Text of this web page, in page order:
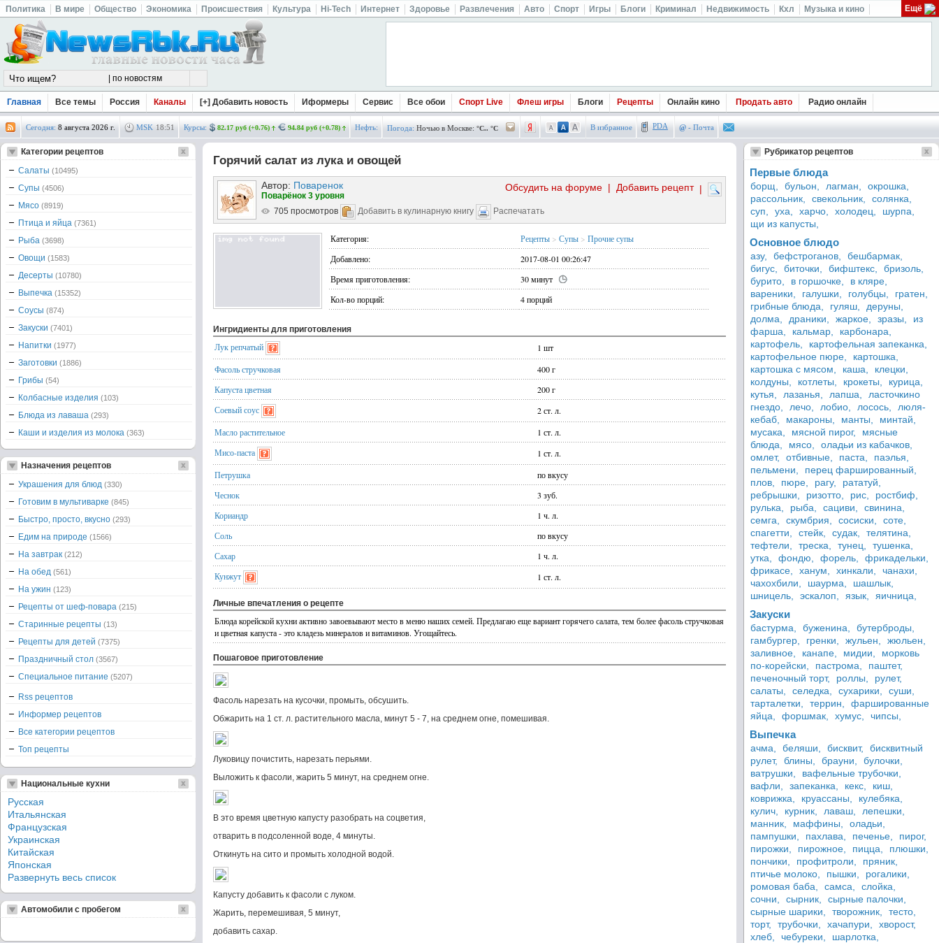
Политика В мире Общество Экономика Происшествия Культура Hi-Tech Интернет Здоровье Развлечения Авто Спорт Игры Блоги Криминал Недвижимость Кхл Музыка и кино Ещё
Главная Все темы Россия Каналы [+] Добавить новость Иформеры Сервис Все обои Спорт Live Флеш игры Блоги Рецепты Онлайн кино Продать авто Радио онлайн
Сегодня: 8 августа 2026 г. MSK 18:51 Курсы: 82.17 руб (+0.76) 94.84 руб (+0.78) Нефть: Погода: Ночью в Москве: °C.. °C В избранное PDA @ - Почта
Горячий салат из лука и овощей
Автор: Поваренок |
Добавить рецепт
|
Обсудить на форуме
Поварёнок 3 уровня
705 просмотров
Добавить в кулинарную книгу Распечатать
Категория: Рецепты > Супы > Прочие супы
Добавлено:
2017-08-01 00:26:47
Время приготовления:
30 минут
Кол-во порций:
4 порций
Ингридиенты для приготовления
Лук репчатый
1 шт
Фасоль стручковая
400 г
Капуста цветная
200 г
Соевый соус
2 ст. л.
Масло растительное
1 ст. л.
Мисо-паста
1 ст. л.
Петрушка
по вкусу
Чеснок
3 зуб.
Кориандр
1 ч. л.
Соль
по вкусу
Сахар
1 ч. л.
Кунжут
1 ст. л.
Личные впечатления о рецепте
Блюда корейской кухни активно завоевывают место в меню наших семей. Предлагаю еще вариант горячего салата, тем более фасоль стручковая
и цветная капуста - это кладезь минералов и витаминов. Угощайтесь.
Пошаговое приготовление
Фасоль нарезать на кусочки, промыть, обсушить.
Обжарить на 1 ст. л. растительного масла, минут 5 - 7, на среднем огне, помешивая.
Луковицу почистить, нарезать перьями.
Выложить к фасоли, жарить 5 минут, на среднем огне.
В это время цветную капусту разобрать на соцветия,
отварить в подсоленной воде, 4 минуты.
Откинуть на сито и промыть холодной водой.
Капусту добавить к фасоли с луком.
Жарить, перемешивая, 5 минут,
добавить сахар.
Категории рецептов
Салаты (10495)
Супы (4506)
Мясо (8919)
Птица и яйца (7361)
Рыба (3698)
Овощи (1583)
Десерты (10780)
Выпечка (15352)
Соусы (874)
Закуски (7401)
Напитки (1977)
Заготовки (1886)
Грибы (54)
Колбасные изделия (103)
Блюда из лаваша (293)
Каши и изделия из молока (363)
Назначения рецептов
Украшения для блюд (330)
Готовим в мультиварке (845)
Быстро, просто, вкусно (293)
Едим на природе (1566)
На завтрак (212)
На обед (561)
На ужин (123)
Рецепты от шеф-повара (215)
Старинные рецепты (13)
Рецепты для детей (7375)
Праздничный стол (3567)
Специальное питание (5207)
Rss рецептов
Информер рецептов
Все категории рецептов
Топ рецепты
Национальные кухни
Русская
Итальянская
Французская
Украинская
Китайская
Японская
Развернуть весь список
Автомобили с пробегом
Рубрикатор рецептов
Первые блюда
борщ, бульон, лагман,
окрошка,
рассольник,
свекольник,
солянка,
суп,
уха, харчо, холодец,
шурпа,
щи из капусты,
Основное блюдо
азу, бефстроганов,
бешбармак,
бигус,
биточки, бифштекс,
бризоль,
бурито,
в горшочке,
в кляре,
вареники,
галушки, голубцы,
гратен,
грибные блюда,
гуляш,
деруны,
долма,
драники, жаркое, зразы,
из
фарша,
кальмар,
карбонара,
картофель,
картофельная запеканка,
картофельное пюре,
картошка,
картошка с мясом,
каша,
клецки,
колдуны,
котлеты, крокеты,
курица,
кутья,
лазанья, лапша,
ласточкино
гнездо,
лечо, лобио, лосось,
люля-
кебаб,
макароны, манты,
минтай,
мусака,
мясной пирог,
мясные
блюда,
мясо,
оладьи из кабачков,
омлет,
отбивные, паста,
паэлья,
пельмени,
перец фаршированный,
плов,
пюре, рагу,
рататуй,
ребрышки,
ризотто, рис,
ростбиф,
рулька,
рыба, сациви,
свинина,
семга,
скумбрия, сосиски,
соте,
спагетти,
стейк, судак,
телятина,
тефтели,
треска, тунец,
тушенка,
утка,
фондю, форель,
фрикадельки,
фрикасе,
ханум, хинкали,
чанахи,
чахохбили,
шаурма,
шашлык,
шницель,
эскалоп, язык, яичница,
Закуски
бастурма, буженина,
бутерброды,
гамбургер,
гренки, жульен,
жюльен,
заливное,
канапе, мидии,
морковь
по-корейски,
пастрома,
паштет,
печеночный торт,
роллы,
рулет,
салаты,
селедка, сухарики,
суши,
тарталетки,
террин,
фаршированные
яйца,
форшмак, хумус, чипсы,
Выпечка
ачма, беляши, бисквит,
бисквитный
рулет,
блины, брауни,
булочки,
ватрушки,
вафельные трубочки,
вафли,
запеканка, кекс,
киш,
коврижка,
круассаны,
кулебяка,
кулич,
курник, лаваш,
лепешки,
манник,
маффины,
оладьи,
пампушки,
пахлава, печенье,
пирог,
пирожки,
пирожное, пицца,
плюшки,
пончики,
профитроли,
пряник,
птичье молоко,
пышки,
рогалики,
ромовая баба,
самса,
слойка,
сочни,
сырник,
сырные палочки,
сырные шарики,
творожник,
тесто,
торт,
трубочки, хачапури,
хворост,
хлеб,
чебуреки,
шарлотка,